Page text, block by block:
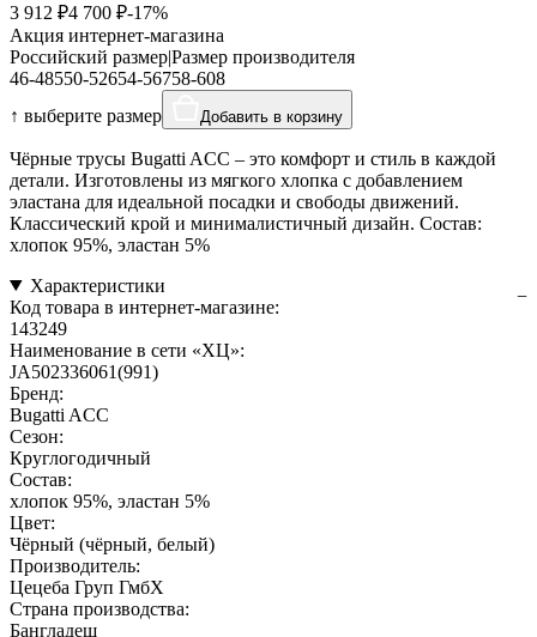
3 912 ₽4 700 ₽-17%
Акция интернет-магазина
Российский размер|Размер производителя
46-48550-52654-56758-608
↑ выберите размер
Добавить в корзину
Чёрные трусы Bugatti ACC – это комфорт и стиль в каждой
детали. Изготовлены из мягкого хлопка с добавлением
эластана для идеальной посадки и свободы движений.
Классический крой и минималистичный дизайн. Состав:
хлопок 95%, эластан 5%
Характеристики
Код товара в интернет-магазине:
143249
Наименование в сети «ХЦ»:
JA502336061(991)
Бренд:
Bugatti ACC
Сезон:
Круглогодичный
Состав:
хлопок 95%, эластан 5%
Цвет:
Чёрный (чёрный, белый)
Производитель:
Цецеба Груп ГмбХ
Страна производства:
Бангладеш